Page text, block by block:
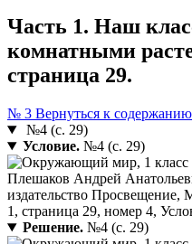
Часть 1. Наш
комнатными
страница 29.
№ 3 Вернуться к содержанию
№4 (с. 29)
Условие.№4 (с. 29)
Решение.№4 (с. 29)